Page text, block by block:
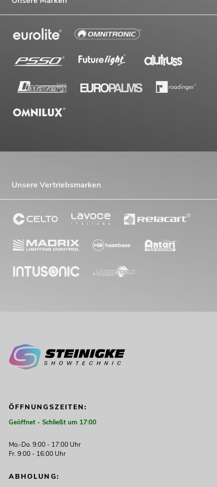
Unsere Vertriebsmarken
ÖFFNUNGSZEITEN:
Geöffnet - Schließt um 17:00
Mo.-Do. 9:00 - 17:00 Uhr
Fr. 9:00 - 16:00 Uhr
ABHOLUNG: